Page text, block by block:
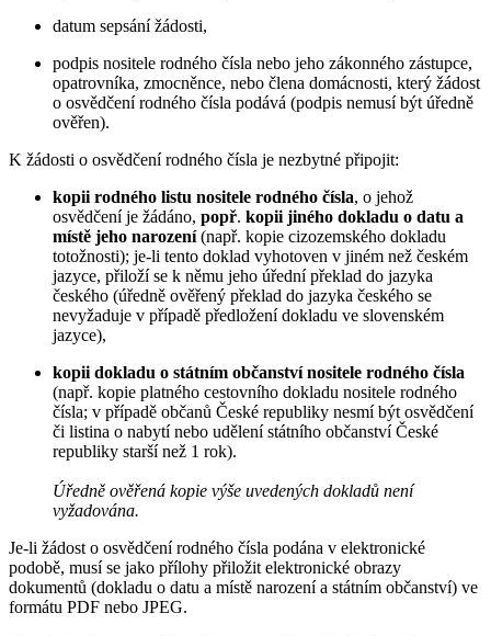
datum sepsání žádosti,
podpis nositele rodného čísla nebo jeho zákonného zástupce,
opatrovníka, zmocněnce, nebo člena domácnosti, který žádost
o osvědčení rodného čísla podává (podpis nemusí být úředně
ověřen).
K žádosti o osvědčení rodného čísla je nezbytné připojit:
kopii rodného listu nositele rodného čísla, o jehož
osvědčení je žádáno, popř. kopii jiného dokladu o datu a
místě jeho narození(např. kopie cizozemského dokladu
totožnosti); je-li tento doklad vyhotoven v jiném než českém
jazyce, přiloží se k němu jeho úřední překlad do jazyka
českého (úředně ověřený překlad do jazyka českého se
nevyžaduje v případě předložení dokladu ve slovenském
jazyce),
kopii dokladu o státním občanství nositele rodného čísla
(např. kopie platného cestovního dokladu nositele rodného
čísla; v případě občanů České republiky nesmí být osvědčení
či listina o nabytí nebo udělení státního občanství České
republiky starší než 1 rok).
Úředně ověřená kopie výše uvedených dokladů není
vyžadována.
Je-li žádost o osvědčení rodného čísla podána v elektronické
podobě, musí se jako přílohy přiložit elektronické obrazy
dokumentů (dokladu o datu a místě narození a státním občanství) ve
formátu PDF nebo JPEG.